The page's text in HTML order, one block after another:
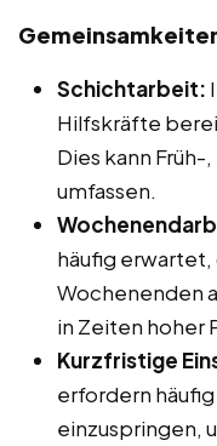
Schichtarbeit:
Hilfskräfte
Dies kann
umfassen.
häufig erwartet,
Wochenenden
in Zeiten hoher
Kurzfristige
erfordern
einzuspringen,